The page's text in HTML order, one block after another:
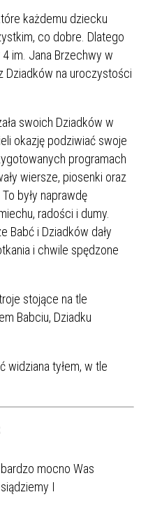
każdemu dziecku
co dobre. Dlatego
im. Jana Brzechwy w
Dziadków na uroczystości
swoich Dziadków w
okazję podziwiać swoje
programach
wiersze, piosenki oraz
były naprawdę
radości i dumy.
Babć i Dziadków dały
i chwile spędzone
mocno Was
I